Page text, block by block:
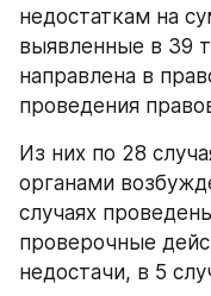
недостаткам на
выявленные в 39
направлена в
проведения
Из них по 28
органами
случаях
проверочные
недостачи, в 5